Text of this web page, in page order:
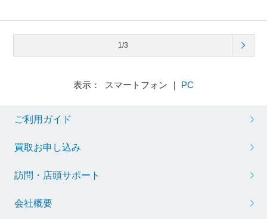
1/3
表示： スマートフォン ｜ PC
ご利用ガイド
買取お申し込み
訪問・店頭サポート
会社概要